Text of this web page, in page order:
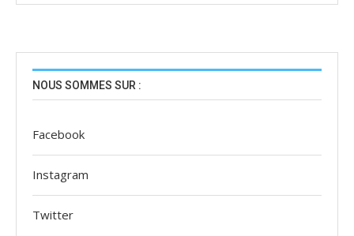
NOUS SOMMES SUR :
Facebook
Instagram
Twitter